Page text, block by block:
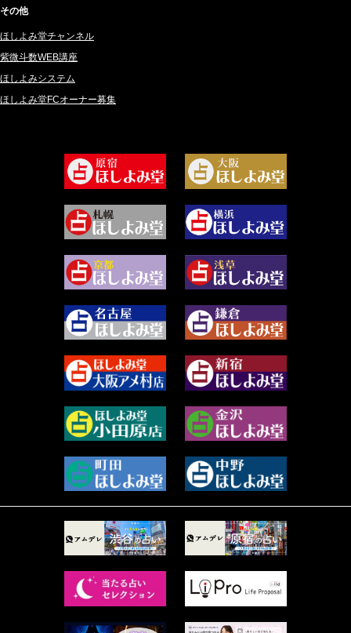
桜望巴千 (270)
綺咲みゆき (22)
比呂 酒井 (59)
ロザリン (157)
坂宮 鈴果 (82)
尾羽奈美海 (95)
藻那ムール (2)
白丸モカ (180)
水浅葱 旬時 (150)
阿佐霧 峰麿 (37)
源 彩乃 (65)
美月マーシャ (213)
芽百マミム (745)
真巳華 - Mamika - (269)
プラタ 真寿 (167)
紅月Luru (6)
ルーカス伽豆海 (1111)
木杉泉風 (116)
桐野有民 (31)
月夜巳キメラ (4)
2024年12月 (57)
2024年11月 (38)
2024年10月 (36)
2024年9月 (39)
2024年8月 (45)
2024年5月 (92)
2024年3月 (49)
2024年2月 (40)
2024年1月 (63)
2023年12月 (86)
2023年11月 (67)
2023年10月 (36)
2023年9月 (37)
2023年8月 (46)
2023年7月 (59)
2023年6月 (73)
2023年5月 (67)
2023年4月 (73)
2023年2月 (99)
2022年12月 (72)
2022年11月 (72)
その他
ほしよみ堂チャンネル
紫微斗数WEB講座
ほしよみシステム
ほしよみ堂FCオーナー募集